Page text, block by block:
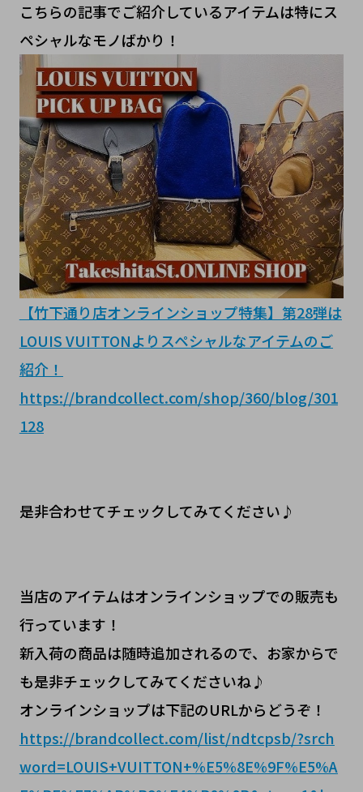
こちらの記事でご紹介しているアイテムは特にス
ペシャルなモノばかり！
【竹下通り店オンラインショップ特集】第28弾は
LOUIS VUITTONよりスペシャルなアイテムのご
紹介！
https://brandcollect.com/shop/360/blog/301
128
是非合わせてチェックしてみてください♪
当店のアイテムはオンラインショップでの販売も
行っています！
新入荷の商品は随時追加されるので、お家からで
も是非チェックしてみてくださいね♪
オンラインショップは下記のURLからどうぞ！
https://brandcollect.com/list/ndtcpsb/?srch
word=LOUIS+VUITTON+%E5%8E%9F%E5%A